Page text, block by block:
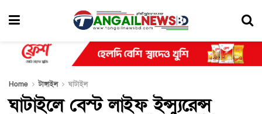
Home টাঙ্গাইল ঘাটাইল
ঘাটাইলে বেস্ট লাইফ ইন্স্যুরেন্স